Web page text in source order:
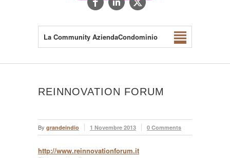
La Community AziendaCondominio
REINNOVATION FORUM
By grandeindio 1 Novembre 2013 0 Comments
http://www.reinnovationforum.it